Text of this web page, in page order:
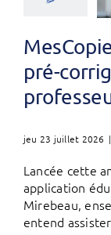
pré-
jeu 23 juillet 2026 |
Lancée cette
application
Mirebeau,
entend